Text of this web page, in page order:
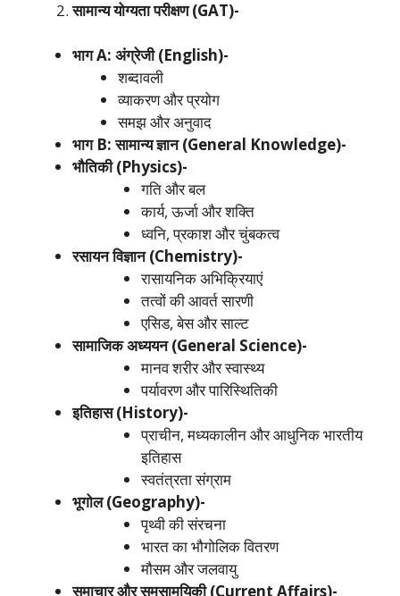
सामान्य योग्यता परीक्षण (GAT)-
भाग A: अंग्रेजी (English)-
शब्दावली
व्याकरण और प्रयोग
समझ और अनुवाद
भाग B: सामान्य ज्ञान (General Knowledge)-
भौतिकी (Physics)-
गति और बल
कार्य, ऊर्जा और शक्ति
ध्वनि, प्रकाश और चुंबकत्व
रसायन विज्ञान (Chemistry)-
रासायनिक अभिक्रियाएं
तत्वों की आवर्त सारणी
एसिड, बेस और साल्ट
सामाजिक अध्ययन (General Science)-
मानव शरीर और स्वास्थ्य
पर्यावरण और पारिस्थितिकी
इतिहास (History)-
प्राचीन, मध्यकालीन और आधुनिक भारतीय
इतिहास
स्वतंत्रता संग्राम
भूगोल (Geography)-
पृथ्वी की संरचना
भारत का भौगोलिक वितरण
मौसम और जलवायु
समाचार और समसामयिकी (Current Affairs)-